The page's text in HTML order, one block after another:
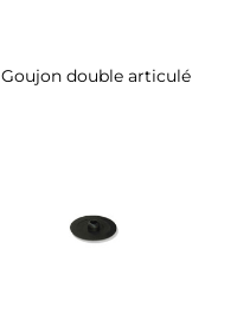
Goujon double articulé